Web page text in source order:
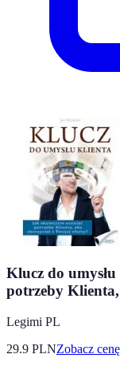
Klucz do
potrzeby
Legimi PL
29.9 PLNZobacz cenę